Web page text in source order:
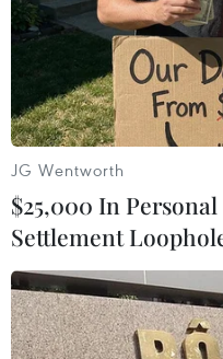
Algeria triệt phá
tình báo cho
JG Wentworth
$25,000 In
Settlement